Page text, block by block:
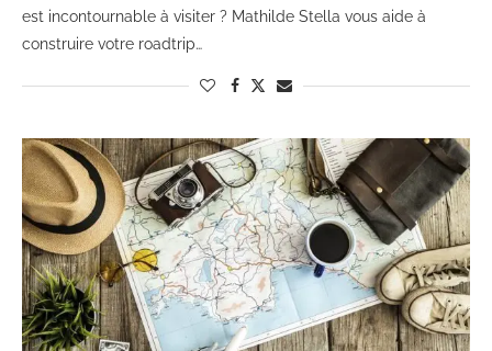
est incontournable à visiter ? Mathilde Stella vous aide à
construire votre roadtrip…